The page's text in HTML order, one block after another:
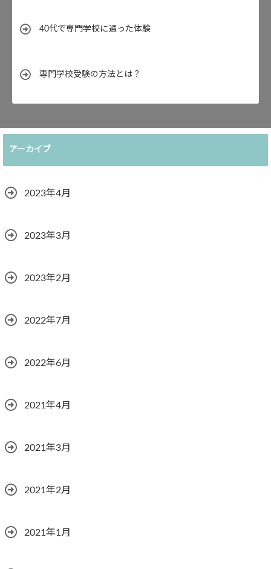
40代で専門学校に通った体験
専門学校受験の方法とは？
アーカイブ
2023年4月
2023年3月
2023年2月
2022年7月
2022年6月
2021年4月
2021年3月
2021年2月
2021年1月